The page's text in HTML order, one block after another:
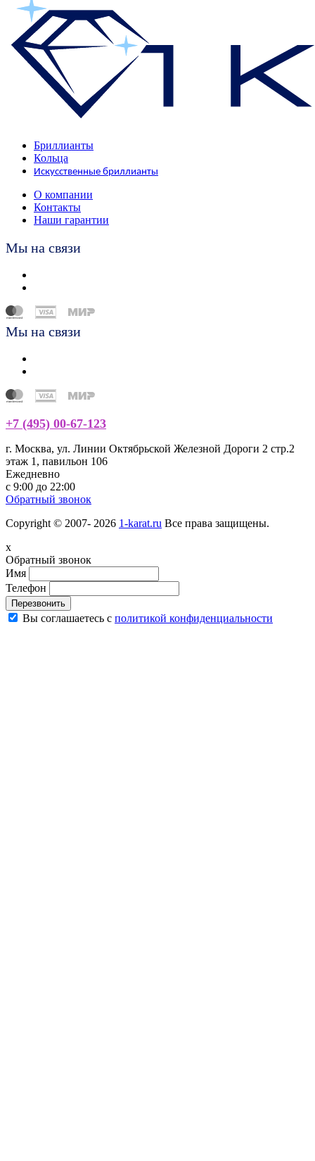
Бриллианты
Кольца
Искусственные бриллианты
О компании
Контакты
Наши гарантии
Мы на связи
Мы на связи
+7 (495) 00-67-123
г. Москва, ул. Линии Октябрьской Железной Дороги 2 стр.2
этаж 1, павильон 106
Ежедневно
с 9:00 до 22:00
Обратный звонок
Copyright © 2007- 2026 1-karat.ru Все права защищены.
x
Обратный звонок
Имя
Телефон
Перезвонить
Вы соглашаетесь с политикой конфиденциальности